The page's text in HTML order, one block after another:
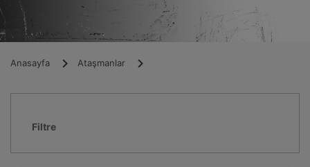
Anasayfa Ataşmanlar
Filtre